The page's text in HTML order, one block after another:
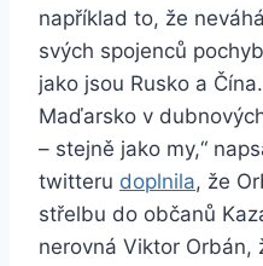
například to, že
svých spojenců
jako jsou Rusko a
Maďarsko v
– stejně jako my,“
twitteru doplnila, že
střelbu do občanů
nerovná Viktor Orbán,